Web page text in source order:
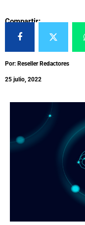
Compartir:
Por: Reseller Redactores
25 julio, 2022